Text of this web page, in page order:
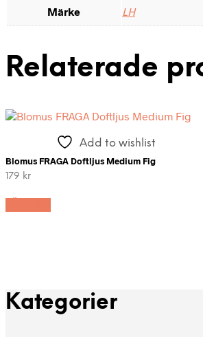
Märke LH
Relaterade
Add to wishlist
Blomus FRAGA Doftljus Medium Fig
179 kr
Kategorier